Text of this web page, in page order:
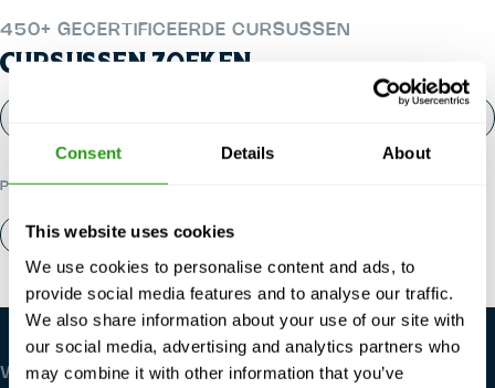
Consent Details About
This website uses cookies
We use cookies to personalise content and ads, to
provide social media features and to analyse our traffic.
We also share information about your use of our site with
our social media, advertising and analytics partners who
may combine it with other information that you’ve
450+ GECERTIFICEERDE CURSUSSEN
CURSUSSEN ZOEKEN
POPULAIRE CATEGORIEËN
Over ons Contact
WE ZIJN WERELDWIJD